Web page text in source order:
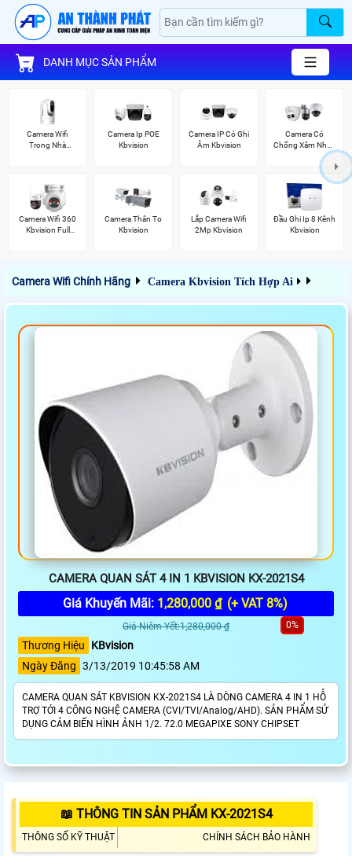
DANH MỤC SẢN PHẨM
Camera Wifi
Trong Nhà
Camera Ip POE
Kbvision
Camera IP Có Ghi
Âm Kbvision
Camera Có
Chống Xâm Nhập
Camera Wifi 360
Kbvision Full
Camera Thân To
Kbvision
Lắp Camera Wifi
2Mp Kbvision
Đầu Ghi Ip 8 Kênh
Kbvision
Camera Wifi Chính Hãng Camera Kbvision Tích Hợp Ai
CAMERA QUAN SÁT 4 IN 1 KBVISION KX-2021S4
Giá Khuyến Mãi: 1,280,000 ₫ (+ VAT 8%)
Giá Niêm Yết:1,280,000 ₫ 0%
Thương Hiệu
KBvision
Ngày Đăng 3/13/2019 10:45:58 AM
CAMERA QUAN SÁT KBVISION KX-2021S4 LÀ DÒNG CAMERA 4 IN 1 HỖ
TRỢ TỚI 4 CÔNG NGHỆ CAMERA (CVI/TVI/Analog/AHD). SẢN PHẨM SỬ
DỤNG CẢM BIẾN HÌNH ẢNH 1/2. 72.0 MEGAPIXE SONY CHIPSET
📖 THÔNG TIN SẢN PHẨM KX-2021S4
THÔNG SỐ KỸ THUẬT CHÍNH SÁCH BẢO HÀNH